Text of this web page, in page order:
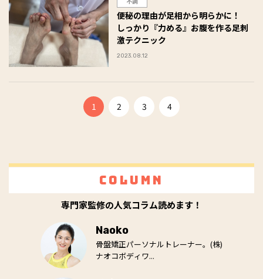
便秘の理由が足相から明らかに！
しっかり『力める』お腹を作る足刺
激テクニック
2023.08.12
1 2 3 4
Column
専門家監修の人気コラム読めます！
Naoko
骨盤矯正パーソナルトレーナー。(株)
ナオコボディワ...